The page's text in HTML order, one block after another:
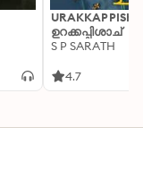
ഉറക്കപ്പിശാച്
S P SARATH
4.7